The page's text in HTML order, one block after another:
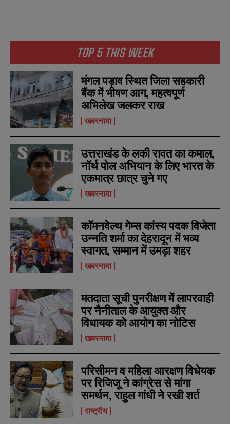
N
a
m
*
E
m
a
*
u
m
b
e
r
SUBMIT
N
a
m
*
E
m
a
*
u
m
b
e
r
SUBMIT
TOP 5 THIS WEEK
मंगल पड़ाव स्थित जिला सहकारी
बैंक में भीषण आग, महत्वपूर्ण
अभिलेख जलकर राख
खबरनामा
उत्तराखंड के लकी रावत का कमाल,
नॉर्थ पोल अभियान के लिए भारत के
एकमात्र छात्र चुने गए
खबरनामा
कॉमनवेल्थ गेम्स कांस्य पदक विजेता
उन्नति शर्मा का देहरादून में भव्य
स्वागत, सम्मान में उमड़ा शहर
खबरनामा
मतदाता सूची पुनरीक्षण में लापरवाही
पर नैनीताल के आयुक्त और
विधायक को आयोग का नोटिस
खबरनामा
परिसीमन व महिला आरक्षण विधेयक
पर रिजिजू ने कांग्रेस से मांगा
समर्थन, राहुल गांधी ने रखी शर्त
राष्ट्रीय